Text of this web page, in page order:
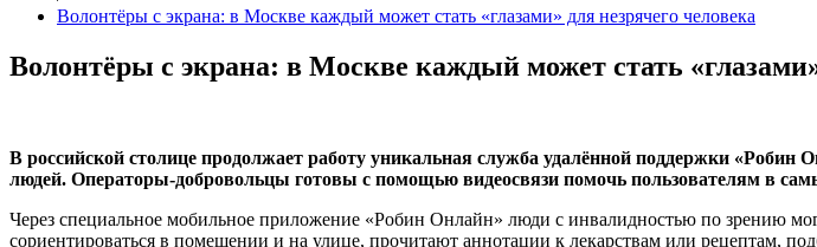
Волонтёры с экрана: в Москве каждый может стать «глазами» для незрячего человека
Волонтёры с экрана: в Москве каждый может стать
В российской столице продолжает работу уникальная служба удалённой поддержки
людей. Операторы-добровольцы готовы с помощью видеосвязи помочь пользователям в
Через специальное мобильное приложение «Робин Онлайн» люди с инвалидностью по зрению
сориентироваться в помещении и на улице, прочитают аннотации к лекарствам или рецептам,